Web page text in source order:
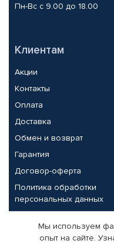
Пн-Вс с 9.00 до 18.00
Клиентам
Акции
Контакты
Оплата
Доставка
Обмен и возврат
Гарантия
Договор-оферта
Политика обработки
персональных данных
Партнерам
Мы используем
опыт на сайте.